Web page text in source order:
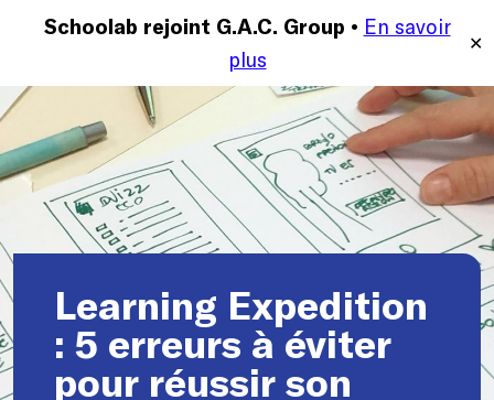
Schoolab rejoint G.A.C. Group • En savoir
plus
✕
MENU
Learning Expedition
: 5 erreurs à éviter
pour réussir son